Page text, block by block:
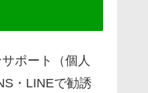
ポート（個人
・LINEで勧誘